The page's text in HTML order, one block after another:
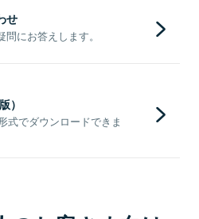
せ
にお答えします。
）
式でダウンロードできま